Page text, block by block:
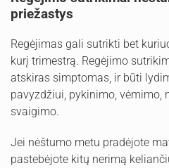
priežastys
Regėjimas gali sutrikti bet
kurį trimestrą. Regėjimo
atskiras simptomas, ir būti
pavyzdžiui, pykinimo, vėmimo,
svaigimo.
Jei nėštumo metu pradėjote
pastebėjote kitų nerimą